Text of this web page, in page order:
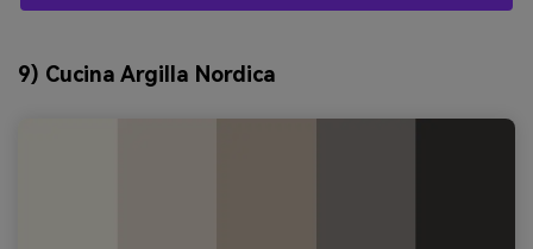
9) Cucina Argilla Nordica